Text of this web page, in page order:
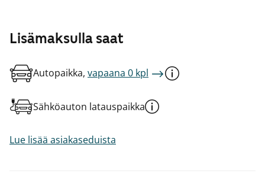
Lisämaksulla saat
Autopaikka, vapaana 0 kpl
Sähköauton latauspaikka
Lue lisää asiakaseduista